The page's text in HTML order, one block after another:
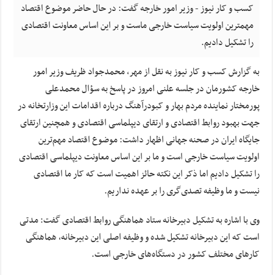
کسب و کار نیوز - وزیر امور خارجه گفت: در حال حاضر موضوع اقتصاد
مهمترین اولویت سیاست خارجی ماست و بر این اساس معاونت اقتصادی
را تشکیل دادیم.
به گزارش کسب و کار نیوز به نقل از مهر، محمدجواد ظریف وزیر امور
خارجه کشورمان در جلسه علنی امروز در پاسخ به سؤال محمدعلی
پورمختار نماینده مردم بهار و کبودرآهنگ درباره اقدامات این وزارتخانه در
جهت بهبود روابط اقتصادی و ارتقای دیپلماسی اقتصادی و همچنین ارتقای
جایگاه ایران در صحنه جهانی اظهار داشت: موضوع اقتصاد مهم‌ترین
اولویت سیاست خارجی است و ما بر این اساس معاونت دیپلماسی اقتصادی
را تشکیل دادیم اما ذکر این نکته حائز اهمیت است که کار ما اقتصادی
نیست و ما وظیفه تصدی‌گری را بر عهده نداریم.
وی با اشاره به تشکیل دبیرخانه ستاد هماهنگی روابط اقتصادی گفت: مدتی
است که این دبیرخانه تشکیل شده و وظیفه اصلی این دبیرخانه، هماهنگی
کارهای مختلف کشور در دستگاه‌های خارجی است.